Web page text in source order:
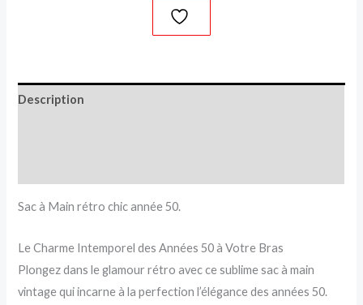
Description
Sac à Main rétro chic année 50.
Le Charme Intemporel des Années 50 à Votre Bras
Plongez dans le glamour rétro avec ce sublime sac à main
vintage qui incarne à la perfection l’élégance des années 50.